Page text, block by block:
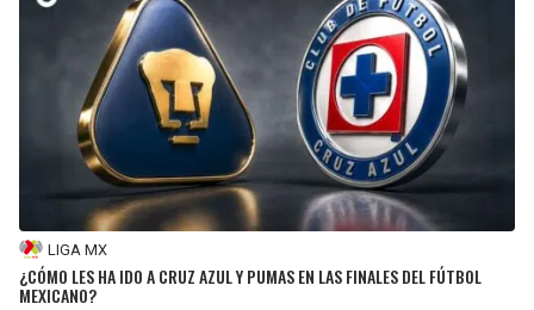
LIGA MX
¿CÓMO LES HA IDO A CRUZ AZUL Y PUMAS EN LAS FINALES DEL FÚTBOL
MEXICANO?